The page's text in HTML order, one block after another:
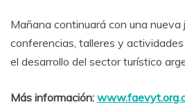
Mañana continuará con una nueva
conferencias, talleres y
el desarrollo del sector turístico
Más información: